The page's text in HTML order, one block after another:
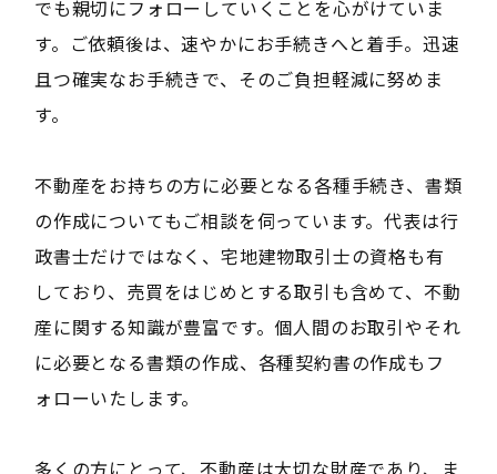
でも親切にフォローしていくことを心がけていま
す。ご依頼後は、速やかにお手続きへと着手。迅速
且つ確実なお手続きで、そのご負担軽減に努めま
す。
不動産をお持ちの方に必要となる各種手続き、書類
の作成についてもご相談を伺っています。代表は行
政書士だけではなく、宅地建物取引士の資格も有
しており、売買をはじめとする取引も含めて、不動
産に関する知識が豊富です。個人間のお取引やそれ
に必要となる書類の作成、各種契約書の作成もフ
ォローいたします。
多くの方にとって、不動産は大切な財産であり、ま